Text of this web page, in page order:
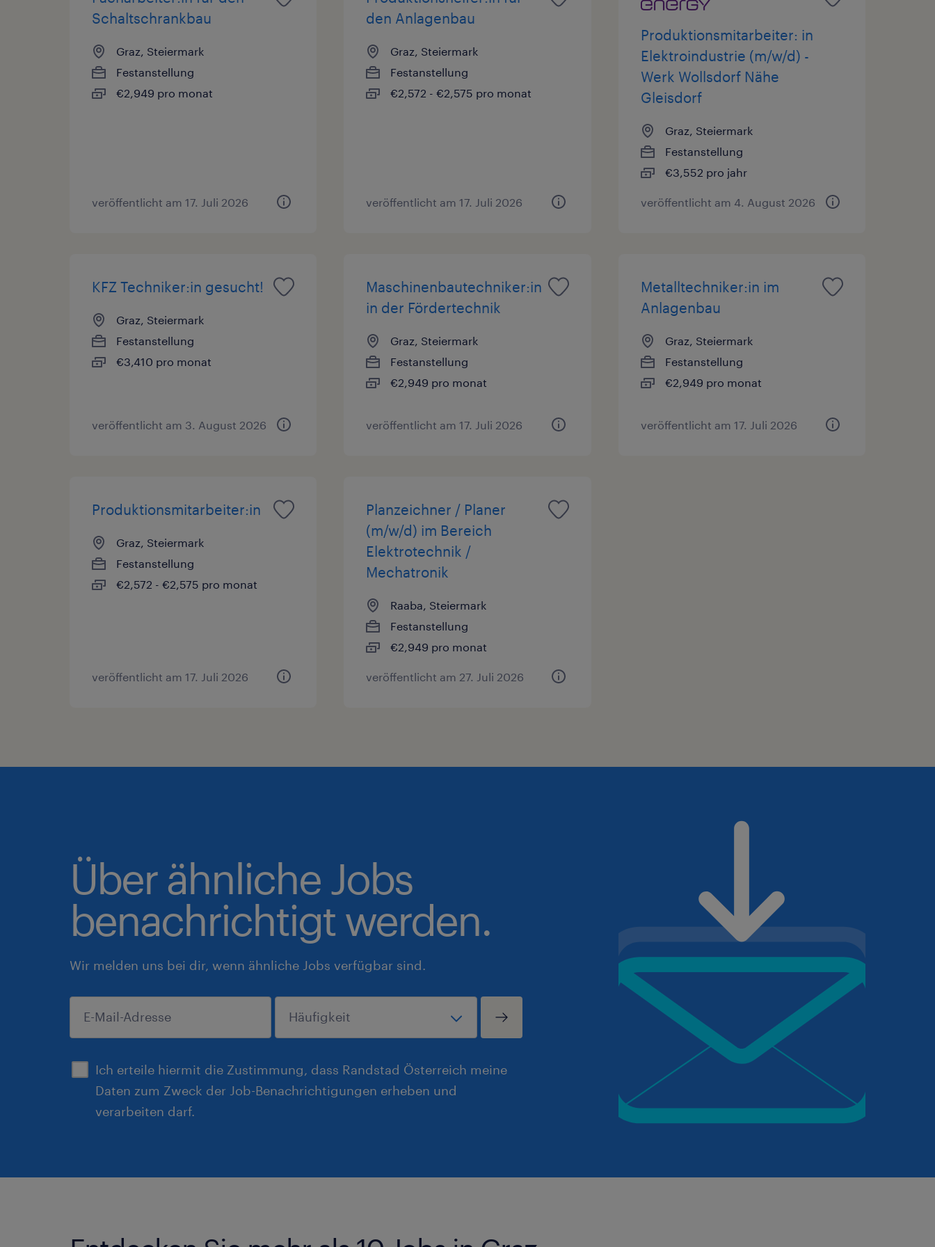
Schaltschrankbau
Graz, Steiermark
Festanstellung
€2,949 pro monat
veröffentlicht am 17. Juli 2026
den Anlagenbau
Graz, Steiermark
Festanstellung
€2,572 - €2,575 pro monat
veröffentlicht am 17. Juli 2026
Produktionsmitarbeiter: in
Elektroindustrie (m/w/d) -
Werk Wollsdorf Nähe
Gleisdorf
Graz, Steiermark
Festanstellung
€3,552 pro jahr
veröffentlicht am 4. August 2026
KFZ Techniker:in gesucht!
Graz, Steiermark
Festanstellung
€3,410 pro monat
veröffentlicht am 3. August 2026
Maschinenbautechniker:in
in der Fördertechnik
Graz, Steiermark
Festanstellung
€2,949 pro monat
veröffentlicht am 17. Juli 2026
Metalltechniker:in im
Anlagenbau
Graz, Steiermark
Festanstellung
€2,949 pro monat
veröffentlicht am 17. Juli 2026
Produktionsmitarbeiter:in
Graz, Steiermark
Festanstellung
€2,572 - €2,575 pro monat
veröffentlicht am 17. Juli 2026
Planzeichner / Planer
(m/w/d) im Bereich
Elektrotechnik /
Mechatronik
Raaba, Steiermark
Festanstellung
€2,949 pro monat
veröffentlicht am 27. Juli 2026
Über ähnliche Jobs
benachrichtigt werden.
Wir melden uns bei dir, wenn ähnliche Jobs verfügbar sind.
Ich erteile hiermit die Zustimmung, dass Randstad Österreich meine
Daten zum Zweck der Job-Benachrichtigungen erheben und
verarbeiten darf.
einreichen